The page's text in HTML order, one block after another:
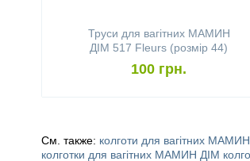
Труси для вагітних МАМИН
ДІМ 517 Fleurs (розмір 44)
100 грн.
См. также: колготи для вагітних МАМИН
колготки для вагітних МАМИН ДІМ